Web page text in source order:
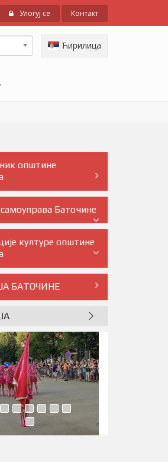
Улогуј се Контакт
Ћирилица
општине
Баточине
културе општине
БАТОЧИНЕ